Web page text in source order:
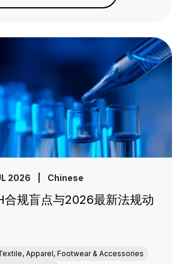
2026 Chinese
合规盲点与2026最新法规动
Apparel, Footwear & Accessories